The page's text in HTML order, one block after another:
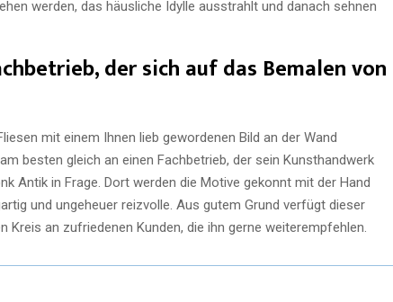
werden, das häusliche Idylle ausstrahlt und danach sehnen
der sich auf das Bemalen von
mit einem Ihnen lieb gewordenen Bild an der Wand
besten gleich an einen Fachbetrieb, der sein Kunsthandwerk
Antik in Frage. Dort werden die Motive gekonnt mit der Hand
und ungeheuer reizvolle. Aus gutem Grund verfügt dieser
Kreis an zufriedenen Kunden, die ihn gerne weiterempfehlen.